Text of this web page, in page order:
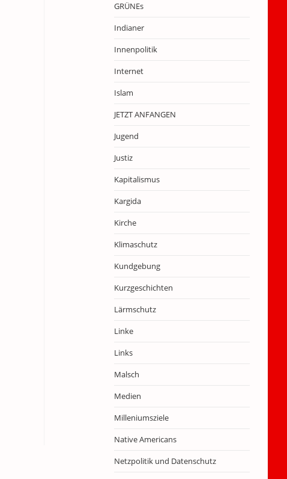
GRÜNEs
Indianer
Innenpolitik
Internet
Islam
JETZT ANFANGEN
Jugend
Justiz
Kapitalismus
Kargida
Kirche
Klimaschutz
Kundgebung
Kurzgeschichten
Lärmschutz
Linke
Links
Malsch
Medien
Milleniumsziele
Native Americans
Netzpolitik und Datenschutz